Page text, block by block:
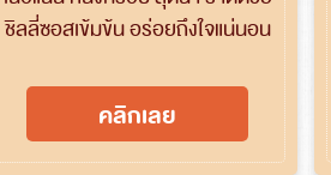
ชิลลี่ซอสเข้มข้น อร่อยถึงใจแน่นอน
คลิกเลย